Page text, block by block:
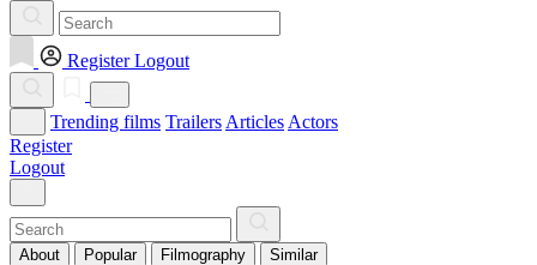
Register Logout
Trending films Trailers Articles Actors
Register
Logout
About Popular Filmography Similar